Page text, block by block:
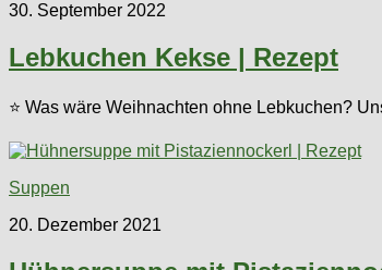
30. September 2022
Lebkuchen Kekse | Rezept
⭐ Was wäre Weihnachten ohne Lebkuchen?
Suppen
20. Dezember 2021